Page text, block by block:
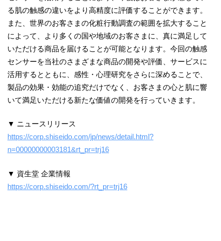
る肌の触感の違いをより高精度に評価することができます。
また、世界のお客さまの化粧行動調査の範囲を拡大すること
によって、より多くの国や地域のお客さまに、真に満足して
いただける商品を届けることが可能となります。今回の触感
センサーを当社のさまざまな商品の開発や評価、サービスに
活用するとともに、感性・心理研究をさらに深めることで、
製品の効果・効能の追究だけでなく、お客さまの心と肌に響
いて満足いただける新たな価値の開発を行っていきます。
▼ ニュースリリース
https://corp.shiseido.com/jp/news/detail.html?
n=00000000003181&rt_pr=trj16
▼ 資生堂 企業情報
https://corp.shiseido.com/?rt_pr=trj16